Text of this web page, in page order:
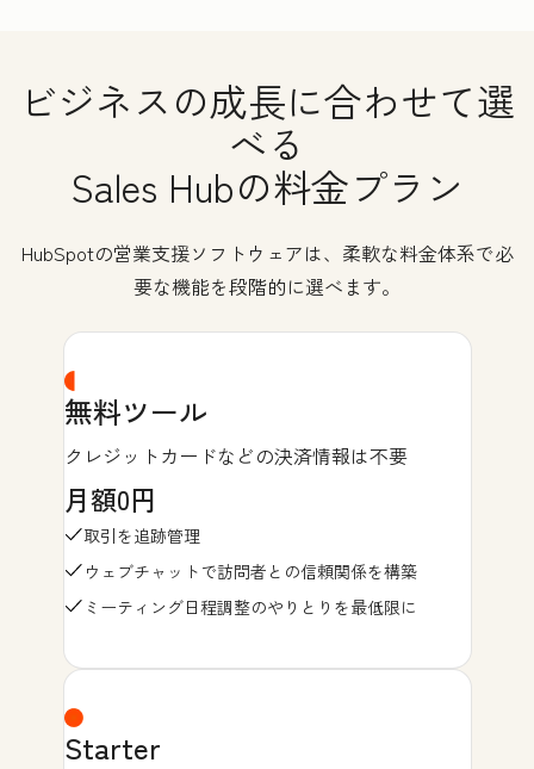
ビジネスの成長に合わせて選
べる
Sales Hubの料金プラン
HubSpotの営業支援ソフトウェアは、柔軟な料金体系で必
要な機能を段階的に選べます。
無料ツール
クレジットカードなどの決済情報は不要
月額0円
取引を追跡管理
ウェブチャットで訪問者との信頼関係を構築
ミーティング日程調整のやりとりを最低限に
Starter